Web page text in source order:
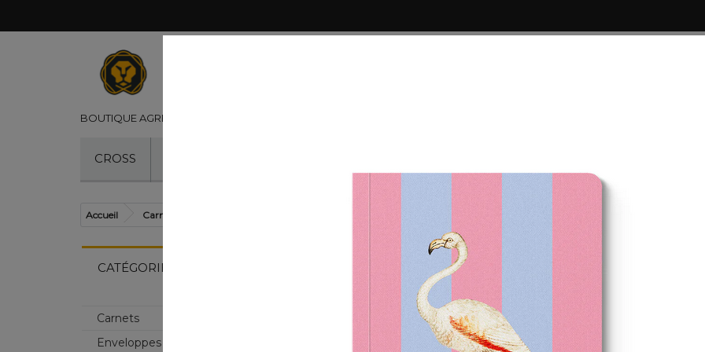
BOUTIQUE AGRÉÉE CROSS
CROSS
Accueil Carnets / Papeterie
CATÉGORIES
Carnets
Enveloppes
motif